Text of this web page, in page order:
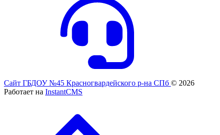
Сайт ГБДОУ №45 Красногвардейского р-на СПб © 2026
Работает на InstantCMS